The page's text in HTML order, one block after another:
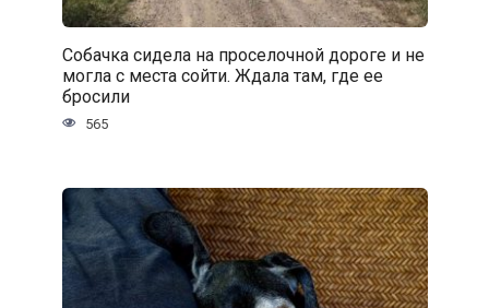
Собачка сидела на проселочной дороге и не
могла с места сойти. Ждала там, где ее
бросили
565